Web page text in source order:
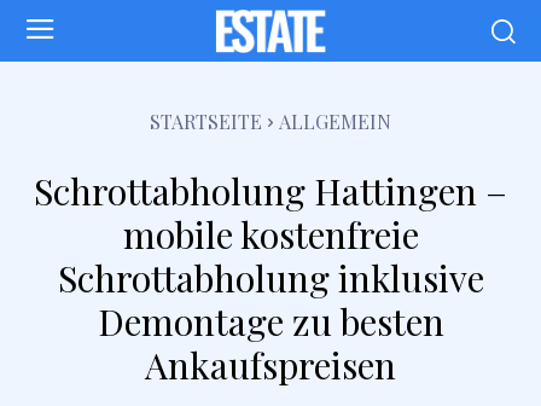
STARTSEITE ALLGEMEIN
Schrottabholung Hattingen –
mobile kostenfreie
Schrottabholung inklusive
Demontage zu besten
Ankaufspreisen